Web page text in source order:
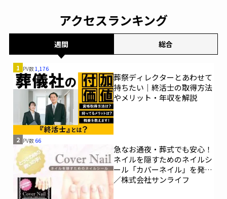
アクセスランキング
週間 総合
1 PV数1,176
葬祭ディレクターとあわせて
持ちたい｜終活士の取得方法
やメリット・年収を解説
2 PV数 66
急なお通夜・葬式でも安心！
ネイルを隠すためのネイルシ
ール「カバーネイル」を発売
／株式会社サンライフ